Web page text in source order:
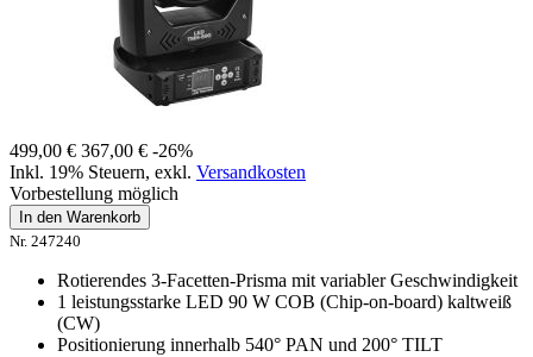
499,00 € 367,00 € -26%
Inkl. 19% Steuern, exkl. Versandkosten
Vorbestellung möglich
In den Warenkorb
Nr. 247240
Rotierendes 3-Facetten-Prisma mit variabler Geschwindigkeit
1 leistungsstarke LED 90 W COB (Chip-on-board) kaltweiß
(CW)
Positionierung innerhalb 540° PAN und 200° TILT